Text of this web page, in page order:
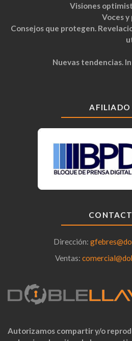
Visiones
Voces
Consejos que protegen.
Nuevas tendencias.
AFILIADO
Dirección:
Ventas:
Autorizamos compartir y/o